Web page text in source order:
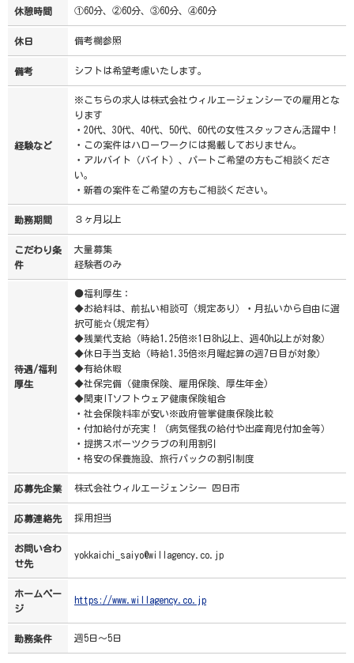
休憩時間 ①60分、②60分、③60分、④60分
休日 備考欄参照
備考 シフトは希望考慮いたします。
経験など
※こちらの求人は株式会社ウィルエージェンシーでの雇用とな
ります
・20代、30代、40代、50代、60代の女性スタッフさん活躍中！
・この案件はハローワークには掲載しておりません。
・アルバイト（バイト）、パートご希望の方もご相談くださ
い。
・新着の案件をご希望の方もご相談ください。
勤務期間 ３ヶ月以上
こだわり条
件
大量募集
経験者のみ
待遇/福利
厚生
●福利厚生：
◆お給料は、前払い相談可（規定あり）・月払いから自由に選
択可能☆(規定有)
◆残業代支給（時給1.25倍※1日8h以上、週40h以上が対象）
◆休日手当支給（時給1.35倍※月曜起算の週7日目が対象）
◆有給休暇
◆社保完備（健康保険、雇用保険、厚生年金)
◆関東ITソフトウェア健康保険組合
・社会保険料率が安い※政府管掌健康保険比較
・付加給付が充実！（病気怪我の給付や出産育児付加金等）
・提携スポーツクラブの利用割引
・格安の保養施設、旅行パックの割引制度
応募先企業 株式会社ウィルエージェンシー 四日市
応募連絡先 採用担当
お問い合わ
せ先
yokkaichi_saiyo@willagency.co.jp
ホームペー
ジ
https://www.willagency.co.jp
勤務条件 週5日～5日